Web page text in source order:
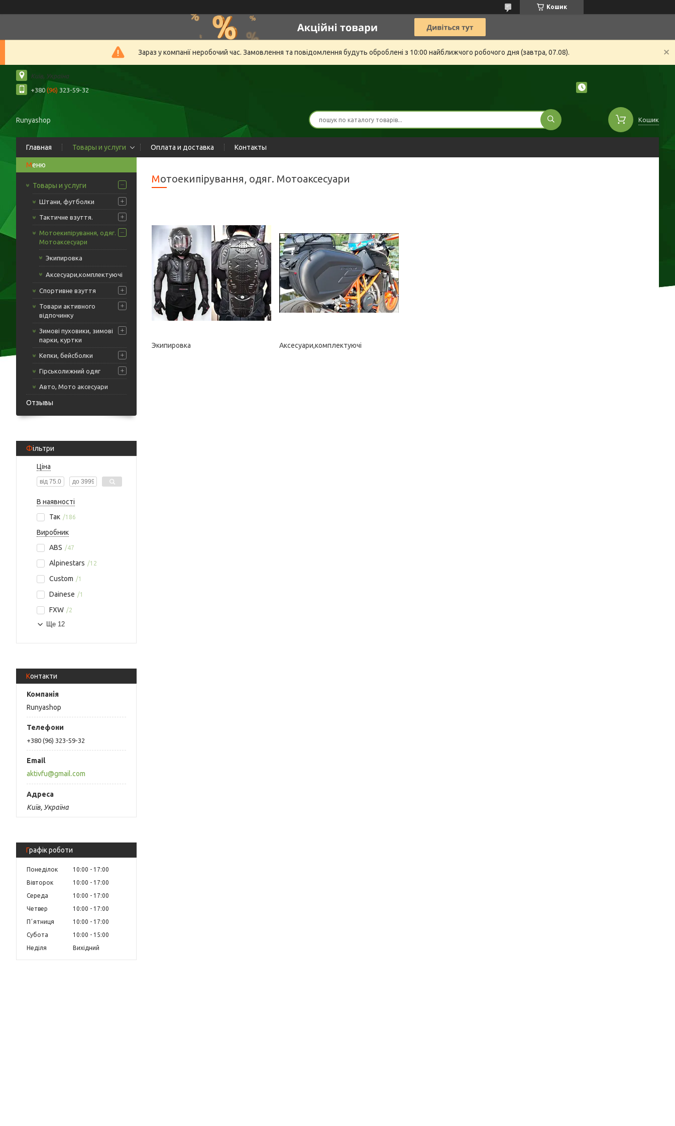
Кошик
Зараз у компанії неробочий час. Замовлення та повідомлення будуть оброблені з 10:00 найближчого робочого дня (завтра, 07.08).
Київ, Україна
+380(96) 323-59-32
Runyashop Кошик
Главная Товары и услуги Оплата и доставка Контакты
Товары и услуги
Штани, футболки
Тактичне взуття.
Мотоекипірування, одяг.
Мотоаксесуари
Экипировка
Аксесуари,комплектуючі
Спортивне взуття
Товари активного
відпочинку
Зимові пуховики, зимові
парки, куртки
Кепки, бейсболки
Гірськолижний одяг
Авто, Мото аксесуари
Отзывы
Фільтри
Ціна
В наявності
Так
186
Виробник
ABS
47
Alpinestars 12
Custom 1
Dainese 1
FXW 2
Ще 12
Контакти
Runyashop
+380 (96) 323-59-32
aktivfu@gmail.com
Київ, Україна
Графік роботи
Понеділок 10:00
17:00
Вівторок
10:00
17:00
Середа
10:00
17:00
Четвер
10:00
17:00
Пʼятниця
10:00
17:00
Субота
10:00
15:00
Неділя
Вихідний
Мотоекипірування, одяг. Мотоаксесуари
Экипировка Аксесуари,комплектуючі